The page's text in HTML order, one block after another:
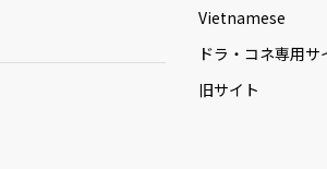
Vietnamese
ドラ・コネ専用サ
旧サイト